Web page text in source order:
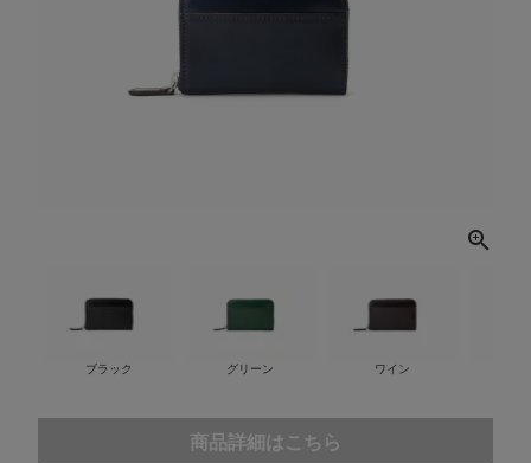
ブラック グリーン ワイン
商品詳細はこちら